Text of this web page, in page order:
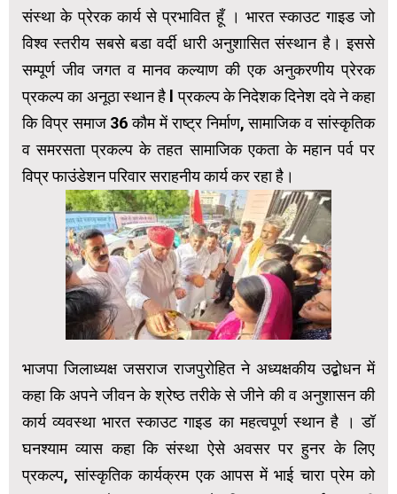
संस्था के प्रेरक कार्य से प्रभावित हूँ । भारत स्काउट गाइड जो
विश्व स्तरीय सबसे बडा वर्दी धारी अनुशासित संस्थान है। इससे
सम्पूर्ण जीव जगत व मानव कल्याण की एक अनुकरणीय प्रेरक
प्रकल्प का अनूठा स्थान है l प्रकल्प के निदेशक दिनेश दवे ने कहा
कि विप्र समाज 36 कौम में राष्ट्र निर्माण, सामाजिक व सांस्कृतिक
व समरसता प्रकल्प के तहत सामाजिक एकता के महान पर्व पर
विप्र फाउंडेशन परिवार सराहनीय कार्य कर रहा है।
भाजपा जिलाध्यक्ष जसराज राजपुरोहित ने अध्यक्षकीय उद्बोधन में
कहा कि अपने जीवन के श्रेष्ठ तरीके से जीने की व अनुशासन की
कार्य व्यवस्था भारत स्काउट गाइड का महत्वपूर्ण स्थान है । डॉ
घनश्याम व्यास कहा कि संस्था ऐसे अवसर पर हुनर के लिए
प्रकल्प, सांस्कृतिक कार्यक्रम एक आपस में भाई चारा प्रेम को